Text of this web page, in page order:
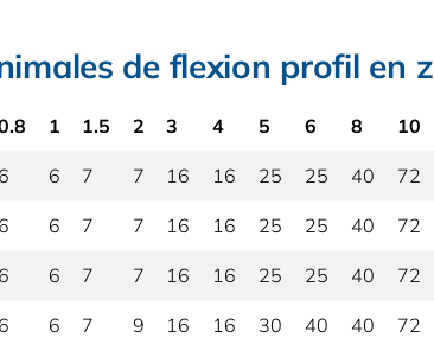
de flexion profil en z
1 1.5 2 3 4 5 6 8 10
6 6 7 7 16 16 25 25 40 72
6 6 7 7 16 16 25 25 40 72
6 6 7 7 16 16 25 25 40 72
6 6 7 9 16 16 30 40 40 72